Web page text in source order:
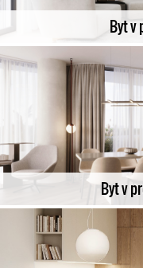
Byt v
Byt v